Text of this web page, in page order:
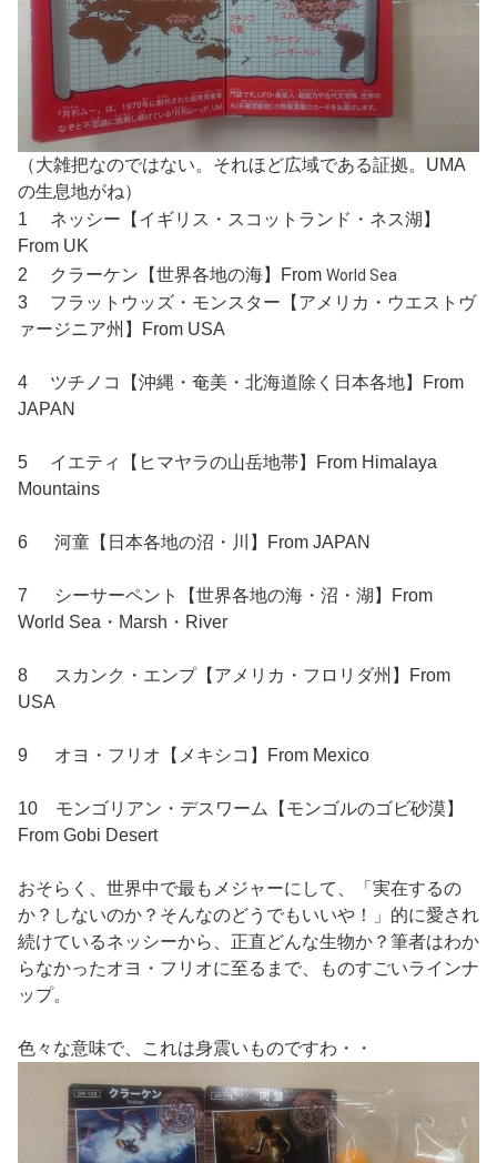
（大雑把なのではない。それほど広域である証拠。UMA
の生息地がね）
1 ネッシー【イギリス・スコットランド・ネス湖】
From UK
2 クラーケン【世界各地の海】From World Sea
3 フラットウッズ・モンスター【アメリカ・ウエストヴ
ァージニア州】From USA
4 ツチノコ【沖縄・奄美・北海道除く日本各地】From
JAPAN
5 イエティ【ヒマヤラの山岳地帯】From Himalaya
Mountains
6 河童【日本各地の沼・川】From JAPAN
7 シーサーペント【世界各地の海・沼・湖】From
World Sea・Marsh・River
8 スカンク・エンプ【アメリカ・フロリダ州】From
USA
9 オヨ・フリオ【メキシコ】From Mexico
10 モンゴリアン・デスワーム【モンゴルのゴビ砂漠】
From Gobi Desert
おそらく、世界中で最もメジャーにして、「実在するの
か？しないのか？そんなのどうでもいいや！」的に愛され
続けているネッシーから、正直どんな生物か？筆者はわか
らなかったオヨ・フリオに至るまで、ものすごいラインナ
ップ。
色々な意味で、これは身震いものですわ・・